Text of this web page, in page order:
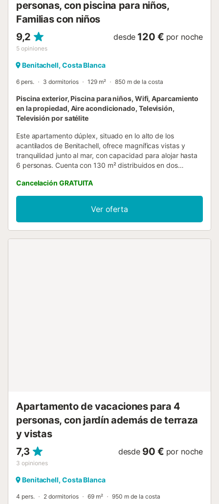
personas, con piscina para niños,
Familias con niños
9,2
5 opiniones
desde 120 € por noche
Benitachell, Costa Blanca
6 pers. 3 dormitorios 129 m² 850 m de la costa
Piscina exterior, Piscina para niños, Wifi, Aparcamiento
en la propiedad, Aire acondicionado, Televisión,
Televisión por satélite
Este apartamento dúplex, situado en lo alto de los
acantilados de Benitachell, ofrece magníficas vistas y
tranquilidad junto al mar, con capacidad para alojar hasta
6 personas. Cuenta con 130 m² distribuidos en dos
acondicionado, televisión por satélite y una zona de
trabajo. El baño está equipado con secador de pelo,
toallas y papel higiénico. La cocina dispone de horno,
placa de cocina, frigorífico, cafetera, tetera, hervidor
eléctrico y microondas. Además, podrás usar la lavadora y
Cancelación GRATUITA
Ver oferta
Apartamento de vacaciones para 4
personas, con jardín además de terraza
y vistas
7,3
3 opiniones
desde 90 € por noche
Benitachell, Costa Blanca
4 pers. 2 dormitorios 69 m² 950 m de la costa